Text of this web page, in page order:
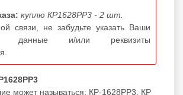
куплю КР1628РР3 - 2 шт.
связи, не забудьте указать Ваши
данные и/или реквизиты
может называться: КР-1628РР3, КР